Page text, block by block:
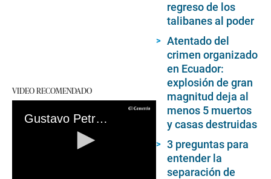
VIDEO RECOMENDADO
Gustavo Petro: El rebelde moderado que llevó a la izquierda al poder en Colombia
regreso de los
talibanes al poder
Atentado del
crimen organizado
en Ecuador:
explosión de gran
magnitud deja al
menos 5 muertos
y casas destruidas
3 preguntas para
entender la
separación de